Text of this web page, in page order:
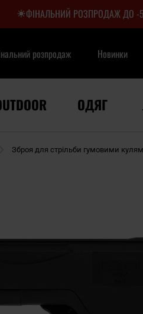
ФІНАЛЬНИЙ РОЗПРОДАЖ ДО -
розпродаж Новинки
ОДЯГ
Зброя для стрільби гумовими